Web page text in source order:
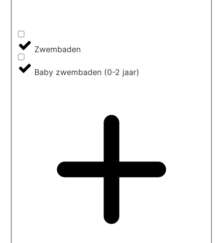
Zwembaden
Baby zwembaden (0-2 jaar)